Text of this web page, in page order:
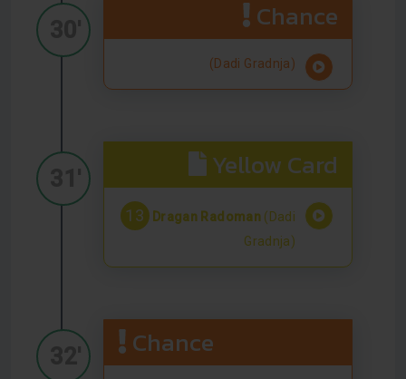
Chance
(Dadi Gradnja)
Yellow Card
13 Dragan Radoman (Dadi
Gradnja)
Chance